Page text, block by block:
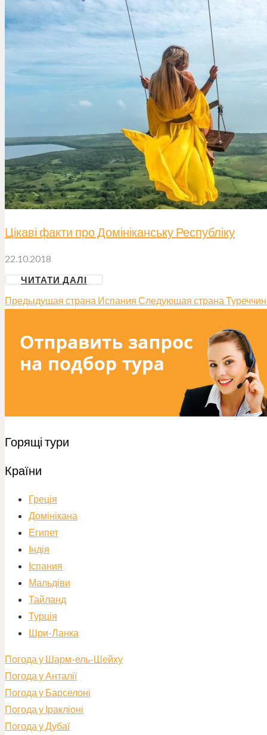
Цікаві факти про Домініканську Республіку
22.10.2018
ЧИТАТИ ДАЛІ
Предыдущая страна Испания Следующая страна
Горящі тури
Країни
Греція
Домінікана
Египет
Індія
Іспания
Мальдіви
Тайланд
Турція
Шри-Ланка
Погода у Шарм-ель-Шейху
Погода у Анталії
Погода у Барселоні
Погода у Іракліоні
Погода у Дубаї